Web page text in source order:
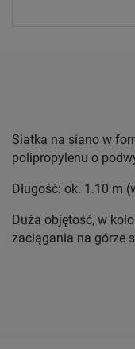
Siatka na siano w
polipropylenu o
Długość: ok. 1.10 m
Duża objętość, w
zaciągania na górze